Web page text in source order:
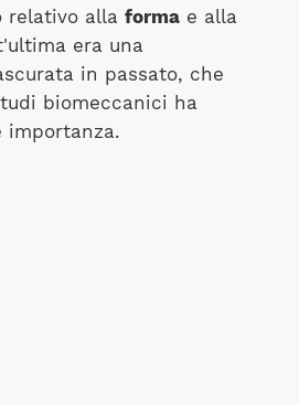
relativo alla formae alla
era una
in passato, che
biomeccanici ha
importanza.